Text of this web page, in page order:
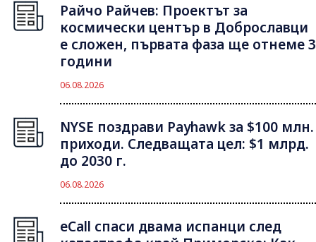
Райчо Райчев: Проектът за
космически център в Доброславци
е сложен, първата фаза ще отнеме 3
години
06.08.2026
NYSE поздрави Payhawk за $100 млн.
приходи. Следващата цел: $1 млрд.
до 2030 г.
06.08.2026
eCall спаси двама испанци след